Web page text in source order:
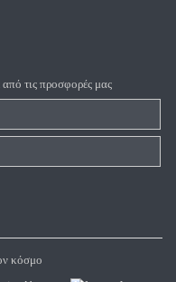
τις προσφορές μας
κόσμο